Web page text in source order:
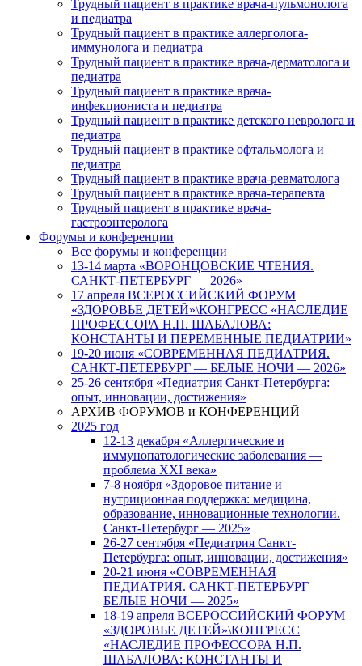
Трудный пациент в практике врача-пульмонолога
и педиатра
Трудный пациент в практике аллерголога-
иммунолога и педиатра
Трудный пациент в практике врача-дерматолога и
педиатра
Трудный пациент в практике врача-
инфекциониста и педиатра
Трудный пациент в практике детского невролога и
педиатра
Трудный пациент в практике офтальмолога и
педиатра
Трудный пациент в практике врача-ревматолога
Трудный пациент в практике врача-терапевта
Трудный пациент в практике врача-
гастроэнтеролога
Форумы и конференции
Все форумы и конференции
13-14 марта «ВОРОНЦОВСКИЕ ЧТЕНИЯ.
САНКТ-ПЕТЕРБУРГ — 2026»
17 апреля ВСЕРОССИЙСКИЙ ФОРУМ
«ЗДОРОВЬЕ ДЕТЕЙ»\КОНГРЕСС «НАСЛЕДИЕ
ПРОФЕССОРА Н.П. ШАБАЛОВА:
КОНСТАНТЫ И ПЕРЕМЕННЫЕ ПЕДИАТРИИ»
19-20 июня «СОВРЕМЕННАЯ ПЕДИАТРИЯ.
САНКТ-ПЕТЕРБУРГ — БЕЛЫЕ НОЧИ — 2026»
25-26 сентября «Педиатрия Санкт-Петербурга:
опыт, инновации, достижения»
АРХИВ ФОРУМОВ и КОНФЕРЕНЦИЙ
2025 год
12-13 декабря «Аллергические и
иммунопатологические заболевания —
проблема XXI века»
7-8 ноября «Здоровое питание и
нутриционная поддержка: медицина,
образование, инновационные технологии.
Санкт-Петербург — 2025»
26-27 сентября «Педиатрия Санкт-
Петербурга: опыт, инновации, достижения»
20-21 июня «СОВРЕМЕННАЯ
ПЕДИАТРИЯ. САНКТ-ПЕТЕРБУРГ —
БЕЛЫЕ НОЧИ — 2025»
18-19 апреля ВСЕРОССИЙСКИЙ ФОРУМ
«ЗДОРОВЬЕ ДЕТЕЙ»\КОНГРЕСС
«НАСЛЕДИЕ ПРОФЕССОРА Н.П.
ШАБАЛОВА: КОНСТАНТЫ И